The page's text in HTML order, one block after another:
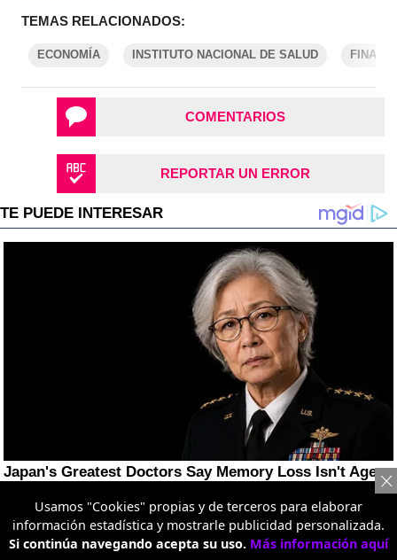
TEMAS RELACIONADOS:
ECONOMÍA INSTITUTO NACIONAL DE SALUD
COMENTARIOS
REPORTAR UN ERROR
Usamos "Cookies" propias y de terceros para elaborar
información estadística y mostrarle publicidad personalizada.
Si continúa navegando acepta su uso. Más información aquí